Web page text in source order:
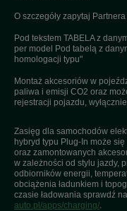
O szczegóły zapytaj
Pod tekstem TABELA z
per model Pod tabelą z
homologacji typu"
Montaż akcesoriów w
paliwa i emisji CO2 oraz
rejestracji pojazdu,
Zasięg dla samochodów
hybryd typu Plug-In może
oraz zamontowanych
w zależności od stylu jazdy,
odbiorników energii,
obciążenia ładunkiem i
czasie ładowania sprawdź
auto.pl/apps/charging/.